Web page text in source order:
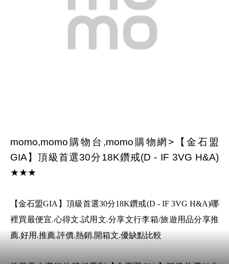
momo,momo購物台,momo購物網>【金石盟
GIA】頂級首選30分18K鑽戒(D - IF 3VG H&A)
★★★
【金石盟GIA】頂級首選30分18K鑽戒(D - IF 3VG H&A)哪
裡買最便宜.心得文.試用文.分享文行李箱/旅遊用品分享推
薦.好用.推薦.評價.熱銷.開箱文.優缺點比較